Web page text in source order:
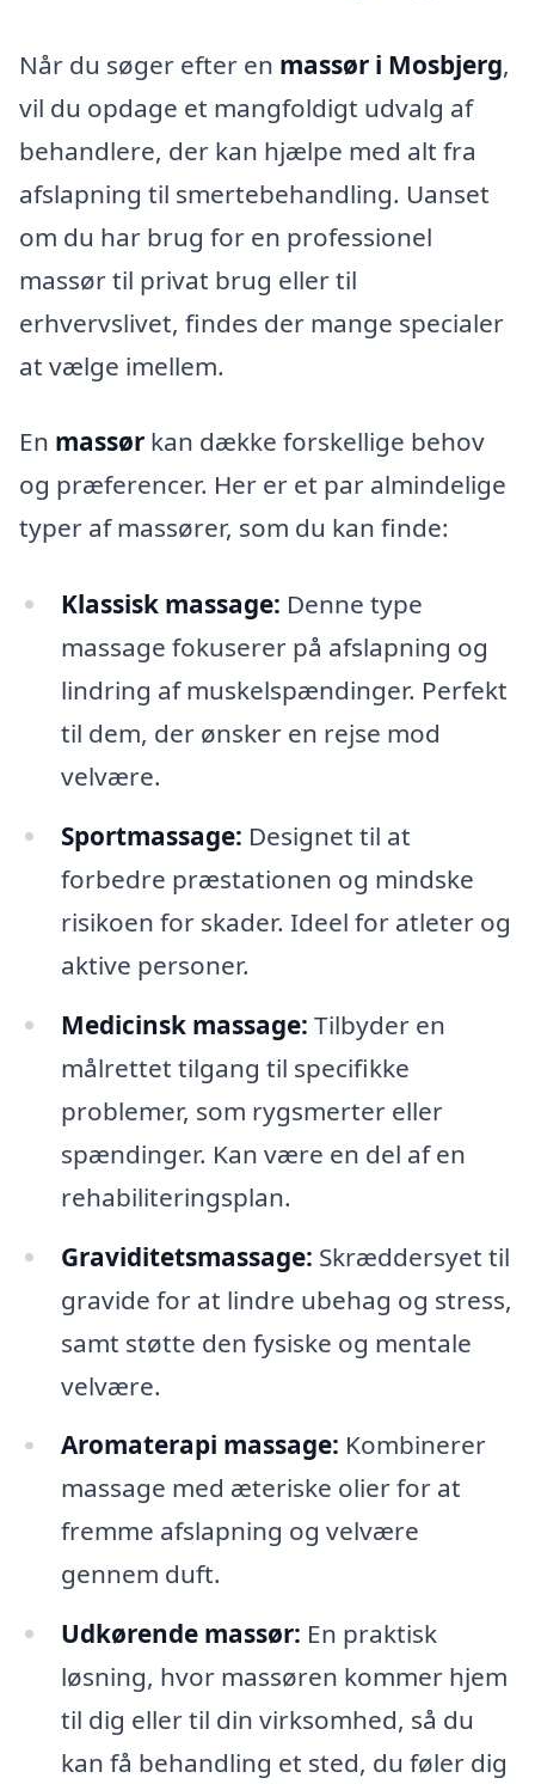
Når du søger efter en massør i Mosbjerg,
vil du opdage et mangfoldigt udvalg af
behandlere, der kan hjælpe med alt fra
afslapning til smertebehandling. Uanset
om du har brug for en professionel
massør til privat brug eller til
erhvervslivet, findes der mange specialer
at vælge imellem.
En massør kan dække forskellige behov
og præferencer. Her er et par almindelige
typer af massører, som du kan finde:
Klassisk massage: Denne type
massage fokuserer på afslapning og
lindring af muskelspændinger. Perfekt
til dem, der ønsker en rejse mod
velvære.
Sportmassage: Designet til at
forbedre præstationen og mindske
risikoen for skader. Ideel for atleter og
aktive personer.
Medicinsk massage: Tilbyder en
målrettet tilgang til specifikke
problemer, som rygsmerter eller
spændinger. Kan være en del af en
rehabiliteringsplan.
Graviditetsmassage: Skræddersyet til
gravide for at lindre ubehag og stress,
samt støtte den fysiske og mentale
velvære.
Aromaterapi massage: Kombinerer
massage med æteriske olier for at
fremme afslapning og velvære
gennem duft.
Udkørende massør: En praktisk
løsning, hvor massøren kommer hjem
til dig eller til din virksomhed, så du
kan få behandling et sted, du føler dig